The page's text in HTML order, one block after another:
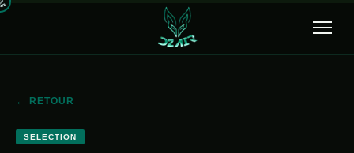
ACCUEIL
← RETOUR
SELECTION